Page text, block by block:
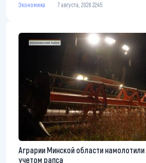
Экономика 7 августа, 2026 22:45
Аграрии Минской области намолотили
учетом рапса